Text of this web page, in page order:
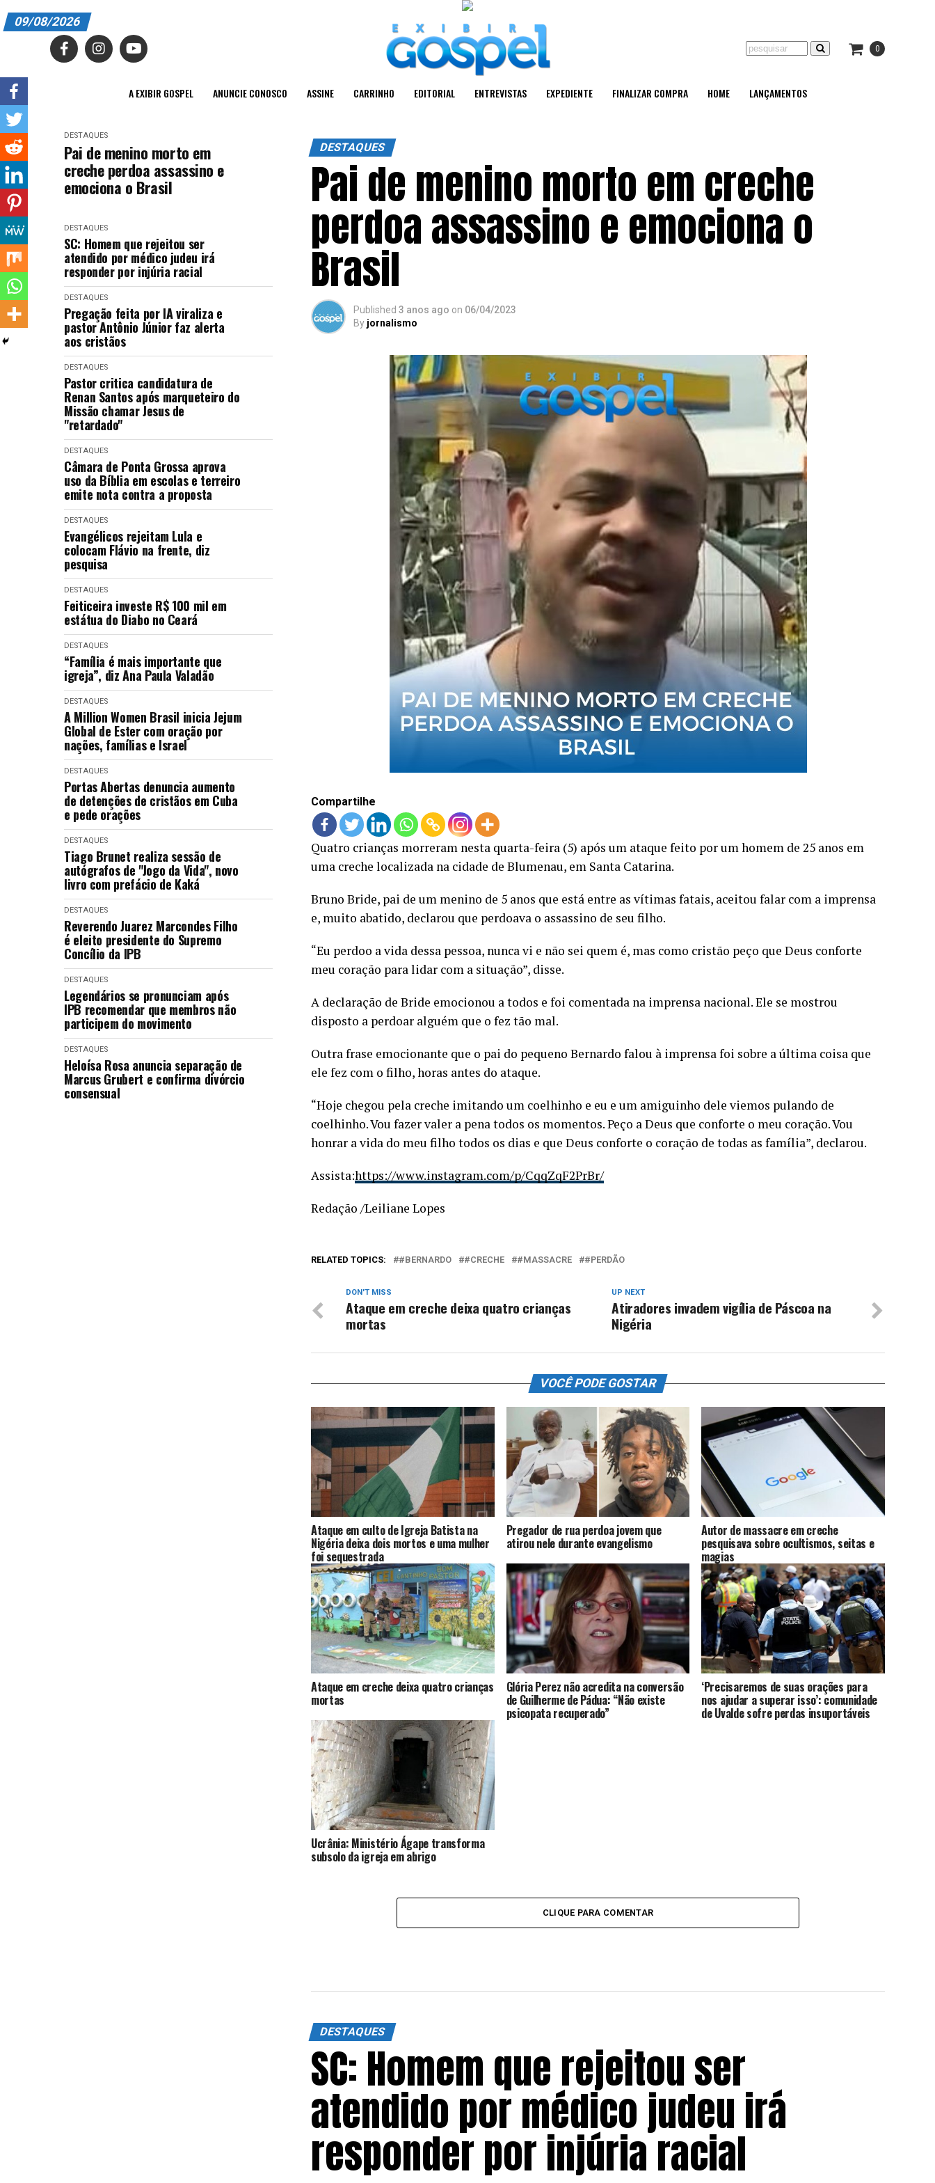
A EXIBIR GOSPEL
EDITORIAL
EXPEDIENTE
FINALIZAR COMPRA
HOME
LANÇAMENTOS
09/08/2026
0
A EXIBIR GOSPEL ANUNCIE CONOSCO ASSINE CARRINHO EDITORIAL ENTREVISTAS EXPEDIENTE FINALIZAR COMPRA HOME LANÇAMENTOS
DESTAQUES
Pai de menino morto em
creche perdoa assassino e
emociona o Brasil
DESTAQUES
SC: Homem que rejeitou ser
atendido por médico judeu irá
responder por injúria racial
DESTAQUES
Pregação feita por IA viraliza e
pastor Antônio Júnior faz alerta
aos cristãos
DESTAQUES
Pastor critica candidatura de
Renan Santos após marqueteiro do
Missão chamar Jesus de
"retardado"
DESTAQUES
Câmara de Ponta Grossa aprova
uso da Bíblia em escolas e terreiro
emite nota contra a proposta
DESTAQUES
Evangélicos rejeitam Lula e
colocam Flávio na frente, diz
pesquisa
DESTAQUES
Feiticeira investe R$ 100 mil em
estátua do Diabo no Ceará
DESTAQUES
“Família é mais importante que
igreja”, diz Ana Paula Valadão
DESTAQUES
A Million Women Brasil inicia Jejum
Global de Ester com oração por
nações, famílias e Israel
DESTAQUES
Portas Abertas denuncia aumento
de detenções de cristãos em Cuba
e pede orações
DESTAQUES
Tiago Brunet realiza sessão de
autógrafos de "Jogo da Vida", novo
livro com prefácio de Kaká
DESTAQUES
Reverendo Juarez Marcondes Filho
é eleito presidente do Supremo
Concílio da IPB
DESTAQUES
Legendários se pronunciam após
IPB recomendar que membros não
participem do movimento
DESTAQUES
Heloísa Rosa anuncia separação de
Marcus Grubert e confirma divórcio
consensual
DESTAQUES
Pai de menino morto em creche
perdoa assassino e emociona o
Brasil
Published 3 anos ago on 06/04/2023
By jornalismo
Compartilhe
Quatro crianças morreram nesta quarta-feira (5) após um ataque feito por um homem de 25 anos em
uma creche localizada na cidade de Blumenau, em Santa Catarina.
Bruno Bride, pai de um menino de 5 anos que está entre as vítimas fatais, aceitou falar com a imprensa
e, muito abatido, declarou que perdoava o assassino de seu filho.
“Eu perdoo a vida dessa pessoa, nunca vi e não sei quem é, mas como cristão peço que Deus conforte
meu coração para lidar com a situação”, disse.
A declaração de Bride emocionou a todos e foi comentada na imprensa nacional. Ele se mostrou
disposto a perdoar alguém que o fez tão mal.
Outra frase emocionante que o pai do pequeno Bernardo falou à imprensa foi sobre a última coisa que
ele fez com o filho, horas antes do ataque.
“Hoje chegou pela creche imitando um coelhinho e eu e um amiguinho dele viemos pulando de
coelhinho. Vou fazer valer a pena todos os momentos. Peço a Deus que conforte o meu coração. Vou
honrar a vida do meu filho todos os dias e que Deus conforte o coração de todas as família”, declarou.
Assista:https://www.instagram.com/p/CqqZqF2PrBr/
Redação /Leiliane Lopes
RELATED TOPICS: #BERNARDO #CRECHE #MASSACRE #PERDÃO
UP NEXT
Atiradores invadem vigília de Páscoa na
Nigéria
DON'T MISS
Ataque em creche deixa quatro crianças
mortas
VOCÊ PODE GOSTAR
Ataque em culto de Igreja Batista na
Nigéria deixa dois mortos e uma mulher
foi sequestrada
Pregador de rua perdoa jovem que
atirou nele durante evangelismo
Autor de massacre em creche
pesquisava sobre ocultismos, seitas e
magias
Ataque em creche deixa quatro crianças
mortas
Glória Perez não acredita na conversão
de Guilherme de Pádua: “Não existe
psicopata recuperado”
‘Precisaremos de suas orações para
nos ajudar a superar isso’: comunidade
de Uvalde sofre perdas insuportáveis
Ucrânia: Ministério Ágape transforma
subsolo da igreja em abrigo
CLIQUE PARA COMENTAR
DESTAQUES
SC: Homem que rejeitou ser
atendido por médico judeu irá
responder por injúria racial